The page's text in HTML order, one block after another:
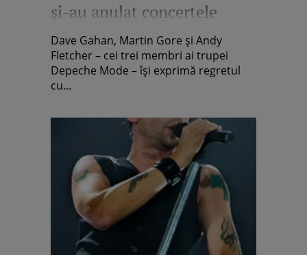
şi-au anulat concertele
Dave Gahan, Martin Gore şi Andy
Fletcher – cei trei membri ai trupei
Depeche Mode – îşi exprimă regretul
cu...